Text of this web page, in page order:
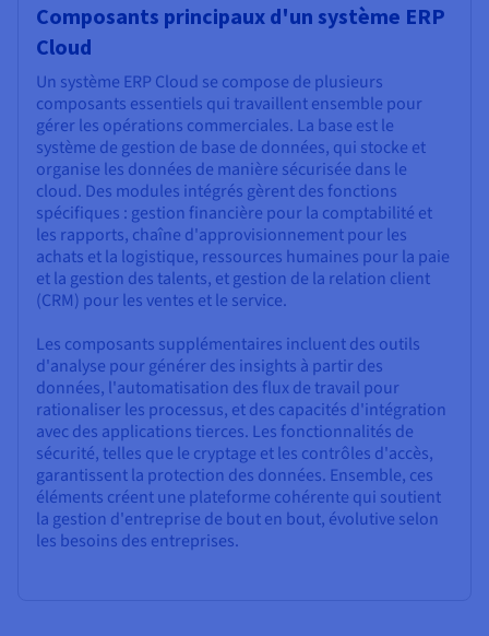
Composants principaux d'un système ERP
Cloud
Un système ERP Cloud se compose de plusieurs
composants essentiels qui travaillent ensemble pour
gérer les opérations commerciales. La base est le
système de gestion de base de données, qui stocke et
organise les données de manière sécurisée dans le
cloud. Des modules intégrés gèrent des fonctions
spécifiques : gestion financière pour la comptabilité et
les rapports, chaîne d'approvisionnement pour les
achats et la logistique, ressources humaines pour la paie
et la gestion des talents, et gestion de la relation client
(CRM) pour les ventes et le service.
Les composants supplémentaires incluent des outils
d'analyse pour générer des insights à partir des
données, l'automatisation des flux de travail pour
rationaliser les processus, et des capacités d'intégration
avec des applications tierces. Les fonctionnalités de
sécurité, telles que le cryptage et les contrôles d'accès,
garantissent la protection des données. Ensemble, ces
éléments créent une plateforme cohérente qui soutient
la gestion d'entreprise de bout en bout, évolutive selon
les besoins des entreprises.